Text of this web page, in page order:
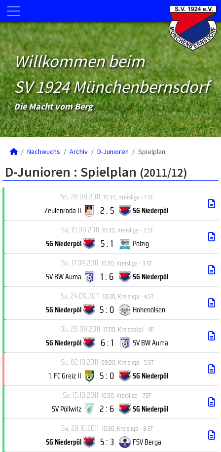
Willkommen beim
SV 1924 Münchenbernsdorf
Die Macht vom Berg
Nachwuchs Archiv D-Junioren Spielplan
D-Junioren : Spielplan (2011/12)
So, 28.08.2011 10:30,Kreisliga - 1.ST
Zeulenroda II 2 : 5
SG Niederpöl
Sa, 10.09.2011 10:30,Kreisliga - 2.ST
SG Niederpöl 5 : 1
Pölzig
Sa, 17.09.2011 10:30,Kreisliga - 3.ST
SV BW Auma 1 : 6
SG Niederpöl
Sa, 24.09.2011 10:30,Kreisliga - 4.ST
SG Niederpöl 5 : 0
Hohenölsen
Do, 29.09.2011 17:00,Kreispokal - VF
SG Niederpöl 6 : 1
SV BW Auma
So, 02.10.2011 09:00,Kreisliga - 5.ST
1. FC Greiz II 5 : 0
SG Niederpöl
Sa, 15.10.2011 10:30,Kreisliga - 7.ST
SV Pöllwitz 2 : 6
SG Niederpöl
Sa, 29.10.2011 10:30,Kreisliga - 8.ST
SG Niederpöl 5 : 3
FSV Berga